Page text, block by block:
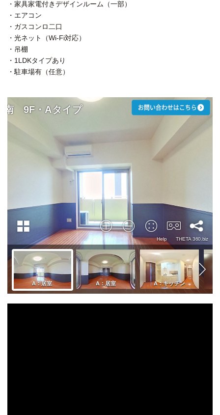
・家具家電付きデザインルーム（一部）
・エアコン
・ガスコンロ二口
・光ネット（Wi-Fi対応）
・吊棚
・1LDKタイプあり
・駐車場有（任意）